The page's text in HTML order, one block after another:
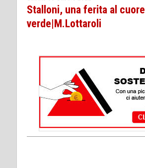
Stalloni, una ferita al cuore
verde|M.Lottaroli